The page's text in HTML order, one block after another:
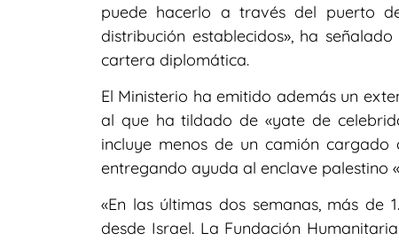
puede hacerlo a través del puerto
distribución establecidos», ha
cartera diplomática.
El Ministerio ha emitido además un
al que ha tildado de «yate de
incluye menos de un camión
entregando ayuda al enclave palestino
«En las últimas dos semanas, más de
desde Israel. La Fundación